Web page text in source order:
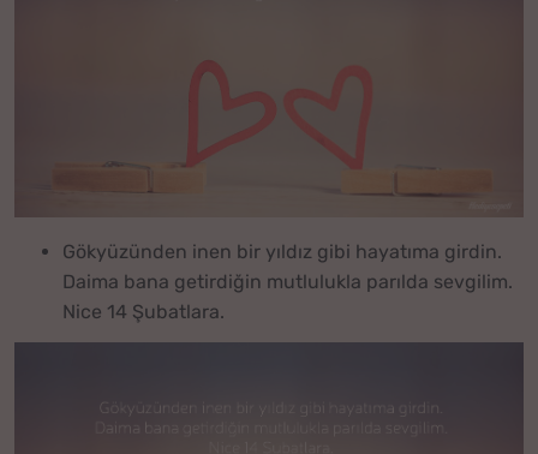
Gökyüzünden inen bir yıldız gibi hayatıma girdin.
Daima bana getirdiğin mutlulukla parılda sevgilim.
Nice 14 Şubatlara.